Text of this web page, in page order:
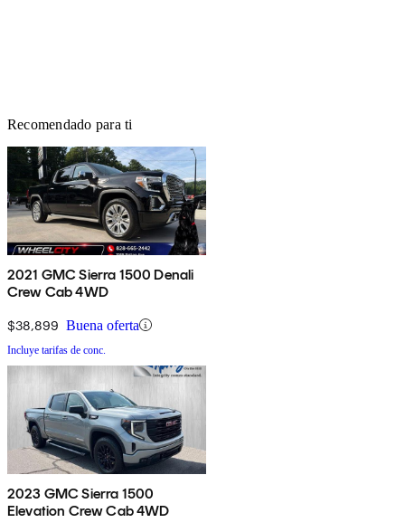
Recomendado para ti
2021 GMC Sierra 1500 Denali
Crew Cab 4WD
$38,899 Buena oferta
Incluye tarifas de conc.
2023 GMC Sierra 1500
Elevation Crew Cab 4WD